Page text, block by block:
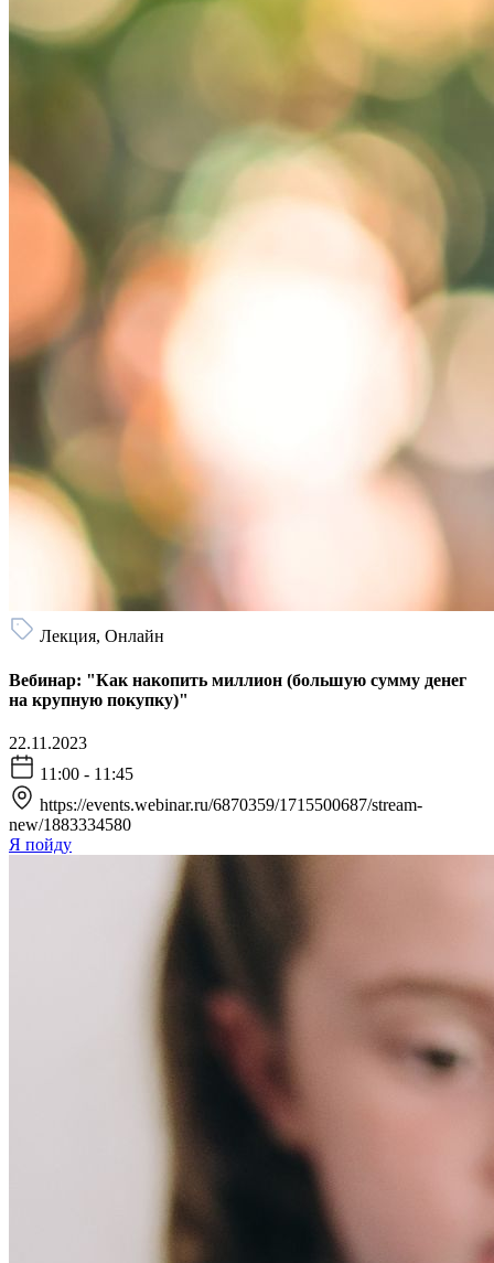
Лекция, Онлайн
Вебинар: "Как накопить миллион (большую сумму денег
на крупную покупку)"
22.11.2023
11:00 - 11:45
https://events.webinar.ru/6870359/1715500687/stream-
new/1883334580
Я пойду